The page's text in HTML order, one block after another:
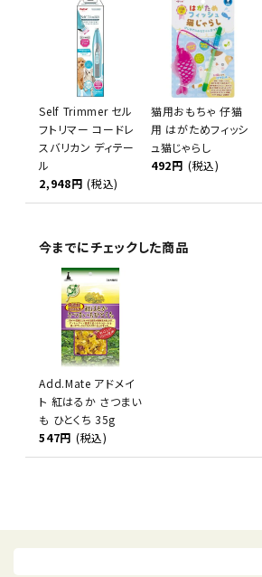
Self Trimmer セル
フトリマー コードレ
スバリカン ディテー
ル
2,948円 (税込)
猫用おもちゃ 仔猫
用 はがためフィッシ
ュ猫じゃらし
492円 (税込)
今までにチェックした商品
Add.Mate アドメイ
ト 紅はるか さつまい
も ひとくち 35g
547円 (税込)